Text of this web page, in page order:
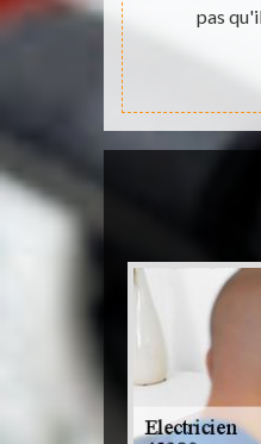
et sans
pas